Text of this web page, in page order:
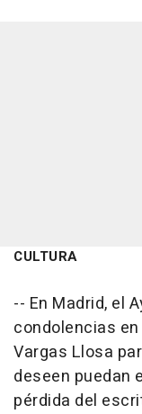
CULTURA
-- En Madrid, el
condolencias
Vargas Llosa
deseen puedan
pérdida del